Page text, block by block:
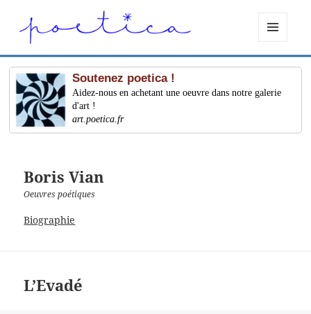
ET
WIDGETS
Soutenez poetica !
Aidez-nous en achetant une oeuvre dans notre galerie
d'art !
art.poetica.fr
Boris Vian
Oeuvres poétiques
Biographie
L’Evadé